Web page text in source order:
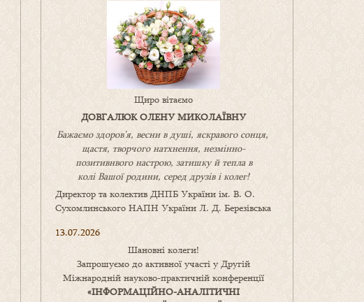
Щиро вітаємо
ДОВГАЛЮК ОЛЕНУ МИКОЛАЇВНУ
Бажаємо здоров’я, весни в душі, яскравого сонця,
щастя, творчого натхнення, незмінно-
позитивнвого настрою, затишкуйтепла в
коліВашоїродини, серед друзів і колег!
Директор та колектив ДНПБ України ім. В. О.
Сухомлинського НАПН України Л. Д. Березівська
13.07.2026
Шановні колеги!
Запрошуємо до активної участі у Другій
Міжнародній науково-практичній конференції
«ІНФОРМАЦІЙНО-АНАЛІТИЧНІ